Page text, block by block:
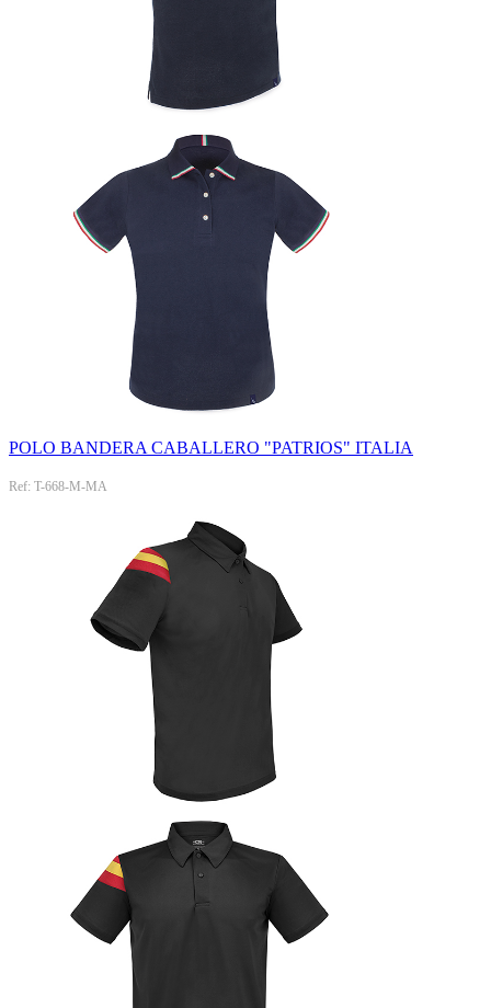
POLO BANDERA CABALLERO "PATRIOS" ITALIA
Ref: T-668-M-MA